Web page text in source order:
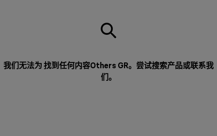
我们无法为 找到任何内容Others GR。尝试搜索产品或联系我
们。